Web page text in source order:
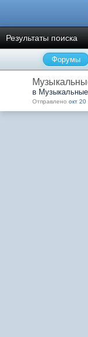
Результаты поиска
Форумы
в Музыкальные
Отправлено окт